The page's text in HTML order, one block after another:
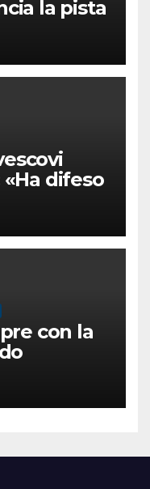
la pista
finita
difeso
con la